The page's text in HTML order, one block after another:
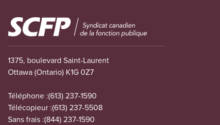
Image
1375, boulevard Saint-Laurent
Ottawa (Ontario) K1G 0Z7
Téléphone :(613) 237-1590
Télécopieur :(613) 237-5508
Sans frais :(844) 237-1590